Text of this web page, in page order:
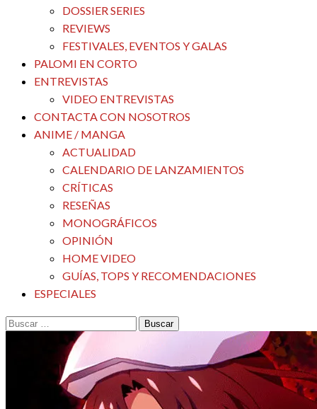
DOSSIER SERIES
REVIEWS
FESTIVALES, EVENTOS Y GALAS
PALOMI EN CORTO
ENTREVISTAS
VIDEO ENTREVISTAS
CONTACTA CON NOSOTROS
ANIME / MANGA
ACTUALIDAD
CALENDARIO DE LANZAMIENTOS
CRÍTICAS
RESEÑAS
MONOGRÁFICOS
OPINIÓN
HOME VIDEO
GUÍAS, TOPS Y RECOMENDACIONES
ESPECIALES
Buscar: